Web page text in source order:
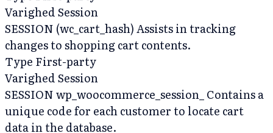
VarighedSession
SESSION (wc_cart_hash)Assists in tracking
changes to shopping cart contents.
Type First-party
VarighedSession
SESSION wp_woocommerce_session_ Contains a
unique code for each customer to locate cart
data in the database.